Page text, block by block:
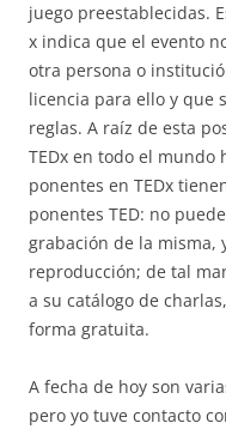
juego preestablecidas.
x indica que el evento
otra persona o
licencia para ello y que
reglas. A raíz de esta
TEDx en todo el mundo
ponentes en TEDx
ponentes TED: no
grabación de la misma,
reproducción; de tal
a su catálogo de
forma gratuita.
A fecha de hoy son
pero yo tuve contacto